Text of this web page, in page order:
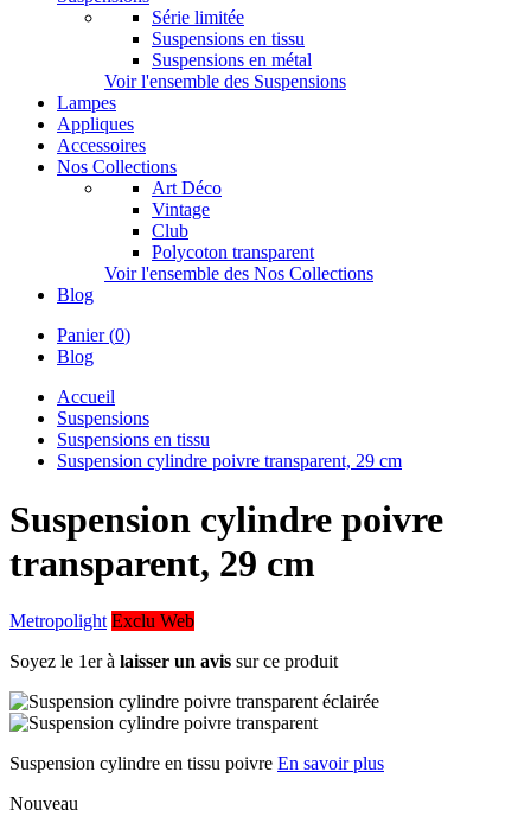
Série limitée
Suspensions en tissu
Suspensions en métal
Voir l'ensemble des Suspensions
Lampes
Appliques
Accessoires
Nos Collections
Art Déco
Vintage
Club
Polycoton transparent
Voir l'ensemble des Nos Collections
Blog
Panier (0)
Blog
Accueil
Suspensions
Suspensions en tissu
Suspension cylindre poivre transparent, 29 cm
Suspension cylindre poivre
transparent, 29 cm
Metropolight Exclu Web
Soyez le 1er à laisser un avis sur ce produit
Suspension cylindre en tissu poivre En savoir plus
Nouveau